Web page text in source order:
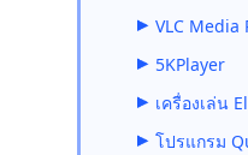
VLC Media
5KPlayer
เครื่องเล่น
โปรแกรม